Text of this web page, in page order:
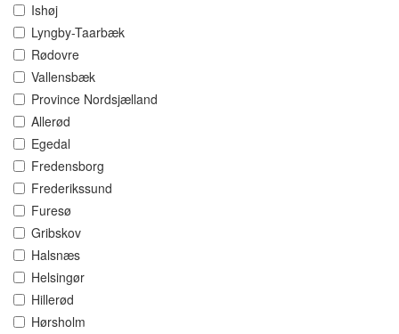
Ishøj
Lyngby-Taarbæk
Rødovre
Vallensbæk
Province Nordsjælland
Allerød
Egedal
Fredensborg
Frederikssund
Furesø
Gribskov
Halsnæs
Helsingør
Hillerød
Hørsholm